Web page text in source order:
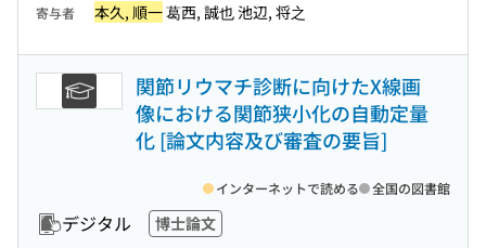
寄与者 本久, 順一葛西, 誠也 池辺, 将之
関節リウマチ診断に向けたX線画
像における関節狭小化の自動定量
化 [論文内容及び審査の要旨]
デジタル 博士論文
インターネットで読める 全国の図書館